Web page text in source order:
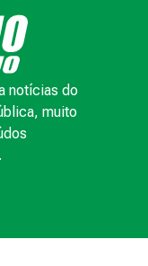
notícias do
muito